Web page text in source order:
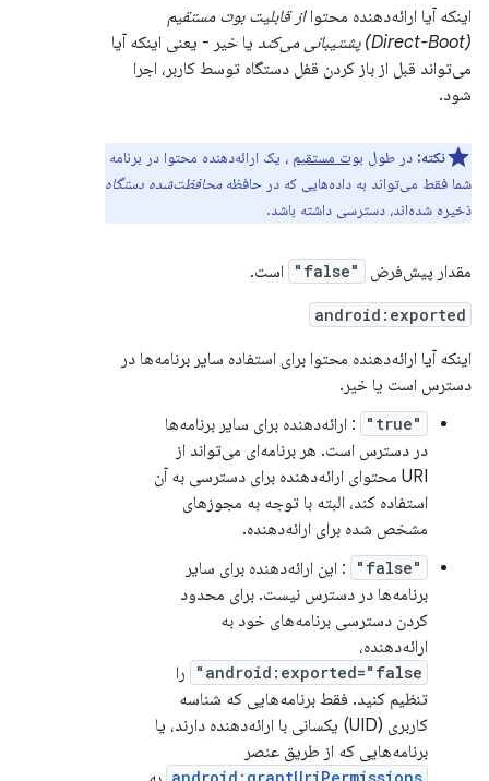
اینکه آیا ارائه‌دهنده محتوااز قابلیت بوت مستقیم
(Direct-Boot) پشتیبانی می‌کند
یا خیر - یعنی اینکه آیا
می‌تواند قبل از باز کردن قفل دستگاه توسط کاربر، اجرا
شود.
نکته: در طول بوت مستقیم ، یک ارائه‌دهنده محتوا در برنامه
شما فقط می‌تواند به داده‌هایی که در حافظهمحافظت‌شده دستگاه
ذخیره شده‌اند، دسترسی داشته باشد.
مقدار پیش‌فرض "false" است.
android:exported
اینکه آیا ارائه‌دهنده محتوا برای استفاده سایر برنامه‌ها در
دسترس است یا خیر.
"true"
: ارائه‌دهنده برای سایر برنامه‌ها
در دسترس است. هر برنامه‌ای می‌تواند از
URI محتوای ارائه‌دهنده برای دسترسی به آن
استفاده کند، البته با توجه به مجوزهای
مشخص شده برای ارائه‌دهنده.
"false"
: این ارائه‌دهنده برای سایر
برنامه‌ها در دسترس نیست. برای محدود
کردن دسترسی برنامه‌های خود به
ارائه‌دهنده،
android:exported="false"
را
تنظیم کنید. فقط برنامه‌هایی که شناسه
کاربری (UID) یکسانی با ارائه‌دهنده دارند، یا
برنامه‌هایی که از طریق عنصر